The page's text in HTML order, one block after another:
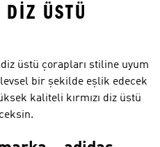
ÜSTÜ
üstü çorapları stiline uyum
bir şekilde eşlik edecek
kaliteli kırmızı diz üstü